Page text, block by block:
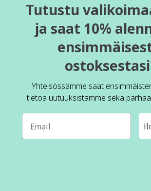
Tutustu
ja saat 10%
Yhteisössämme saat
tietoa uutuuksistamme sekä